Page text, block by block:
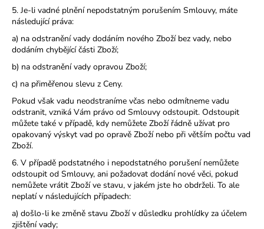
5. Je-li vadné plnění nepodstatným porušením Smlouvy, máte
následující práva:
a) na odstranění vady dodáním nového Zboží bez vady, nebo
dodáním chybějící části Zboží;
b) na odstranění vady opravou Zboží;
c) na přiměřenou slevu z Ceny.
Pokud však vadu neodstraníme včas nebo odmítneme vadu
odstranit, vzniká Vám právo od Smlouvy odstoupit. Odstoupit
můžete také v případě, kdy nemůžete Zboží řádně užívat pro
opakovaný výskyt vad po opravě Zboží nebo při větším počtu vad
Zboží.
6. V případě podstatného i nepodstatného porušení nemůžete
odstoupit od Smlouvy, ani požadovat dodání nové věci, pokud
nemůžete vrátit Zboží ve stavu, v jakém jste ho obdrželi. To ale
neplatí v následujících případech:
a) došlo-li ke změně stavu Zboží v důsledku prohlídky za účelem
zjištění vady;